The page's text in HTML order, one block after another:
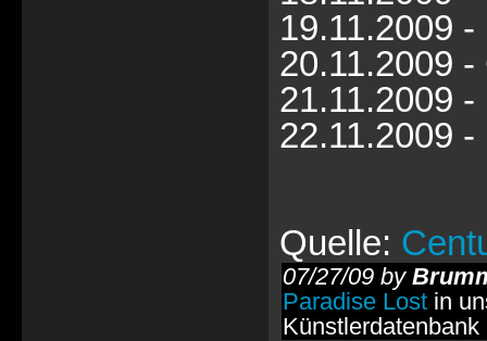
19.11.2009
20.11.2009
21.11.2009
22.11.2009
Quelle:
07/27/09 by
Paradise Lostin
Künstlerdatenbank